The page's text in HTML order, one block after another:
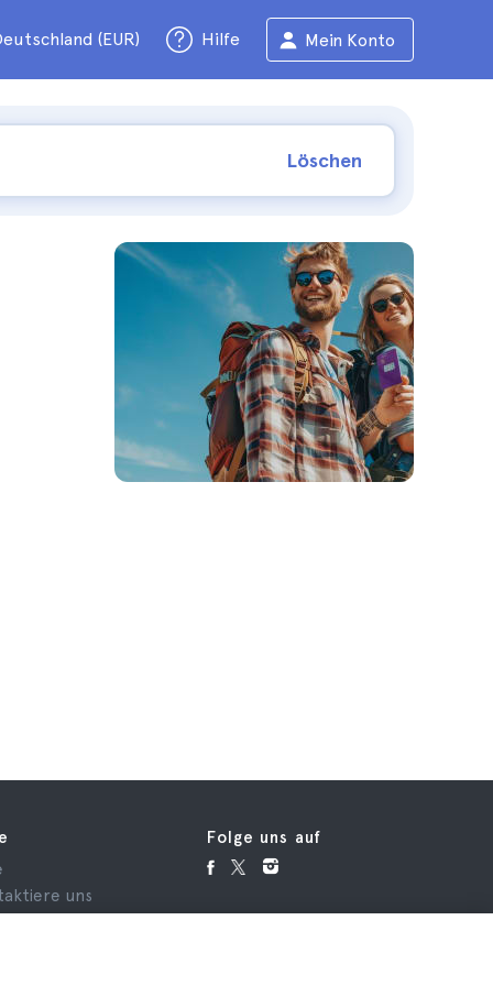
(EUR) Hilfe Mein Konto
Löschen
uns
Folge uns auf